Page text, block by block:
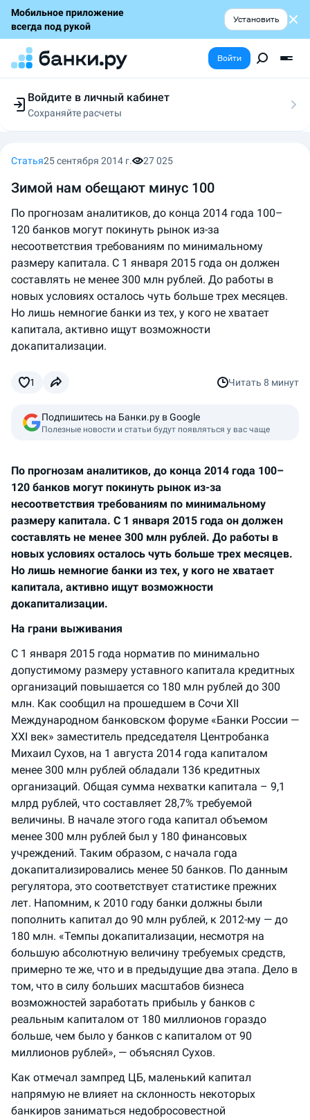
Мобильное приложение
всегда под рукой
Установить
Войти
Войдите в личный кабинет
Сохраняйте расчеты
Выбирайте условия
Сохраняйте расчеты
Статья25 сентября 2014 г. 27 025
Зимой нам обещают минус 100
По прогнозам аналитиков, до конца 2014 года 100–
120 банков могут покинуть рынок из-за
несоответствия требованиям по минимальному
размеру капитала. С 1 января 2015 года он должен
составлять не менее 300 млн рублей. До работы в
новых условиях осталось чуть больше трех месяцев.
Но лишь немногие банки из тех, у кого не хватает
капитала, активно ищут возможности
докапитализации.
1 Читать 8 минут
Подпишитесь на Банки.ру в Google
Полезные новости и статьи будут появляться у вас чаще
По прогнозам аналитиков, до конца 2014 года 100–
120 банков могут покинуть рынок из-за
несоответствия требованиям по минимальному
размеру капитала. С 1 января 2015 года он должен
составлять не менее 300 млн рублей. До работы в
новых условиях осталось чуть больше трех месяцев.
Но лишь немногие банки из тех, у кого не хватает
капитала, активно ищут возможности
докапитализации.
На грани выживания
С 1 января 2015 года норматив по минимально
допустимому размеру уставного капитала кредитных
организаций повышается со 180 млн рублей до 300
млн. Как сообщил на прошедшем в Сочи ХII
Международном банковском форуме «Банки России —
XXI век» заместитель председателя Центробанка
Михаил Сухов, на 1 августа 2014 года капиталом
менее 300 млн рублей обладали 136 кредитных
организаций. Общая сумма нехватки капитала – 9,1
млрд рублей, что составляет 28,7% требуемой
величины. В начале этого года капитал объемом
менее 300 млн рублей был у 180 финансовых
учреждений. Таким образом, с начала года
докапитализировались менее 50 банков. По данным
регулятора, это соответствует статистике прежних
лет. Напомним, к 2010 году банки должны были
пополнить капитал до 90 млн рублей, к 2012-му — до
180 млн. «Темпы докапитализации, несмотря на
большую абсолютную величину требуемых средств,
примерно те же, что и в предыдущие два этапа. Дело в
том, что в силу больших масштабов бизнеса
возможностей заработать прибыль у банков с
реальным капиталом от 180 миллионов гораздо
больше, чем было у банков с капиталом от 90
миллионов рублей», — объяснял Сухов.
Как отмечал зампред ЦБ, маленький капитал
напрямую не влияет на склонность некоторых
банкиров заниматься недобросовестной